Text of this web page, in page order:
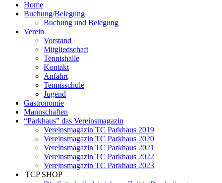
Home
Buchung/Belegung
Buchung und Belegung
Verein
Vorstand
Mitgliedschaft
Tennishalle
Kontakt
Anfahrt
Tennisschule
Jugend
Gastronomie
Mannschaften
“Parkhaus” das Vereinsmagazin
Vereinsmagazin TC Parkhaus 2019
Vereinsmagazin TC Parkhaus 2020
Vereinsmagazin TC Parkhaus 2021
Vereinsmagazin TC Parkhaus 2022
Vereinsmagazin TC Parkhaus 2023
TCP SHOP